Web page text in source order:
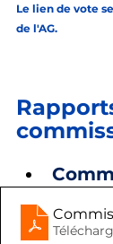
Le lien de vote
de l'AG.